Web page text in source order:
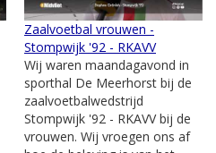
Zaalvoetbal vrouwen -
Stompwijk '92 - RKAVV
Wij waren maandagavond in
sporthal De Meerhorst bij de
zaalvoetbalwedstrijd
Stompwijk '92 - RKAVV bij de
vrouwen. Wij vroegen ons af